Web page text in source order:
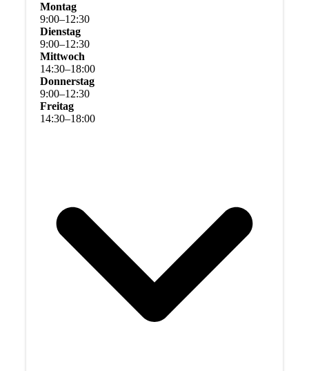
Montag
9:00–12:30
Dienstag
9:00–12:30
Mittwoch
14:30–18:00
Donnerstag
9:00–12:30
Freitag
14:30–18:00